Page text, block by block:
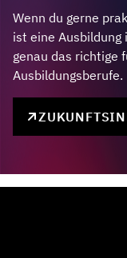
Wenn du gerne
ist eine
genau das richtige
Ausbildungsberufe.